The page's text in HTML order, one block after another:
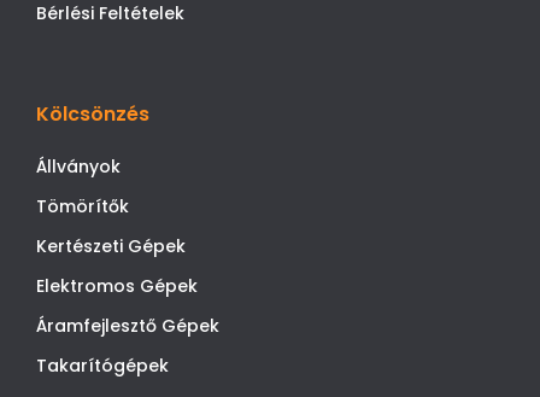
Bérlési Feltételek
Kölcsönzés
Állványok
Tömörítők
Kertészeti Gépek
Elektromos Gépek
Áramfejlesztő Gépek
Takarítógépek